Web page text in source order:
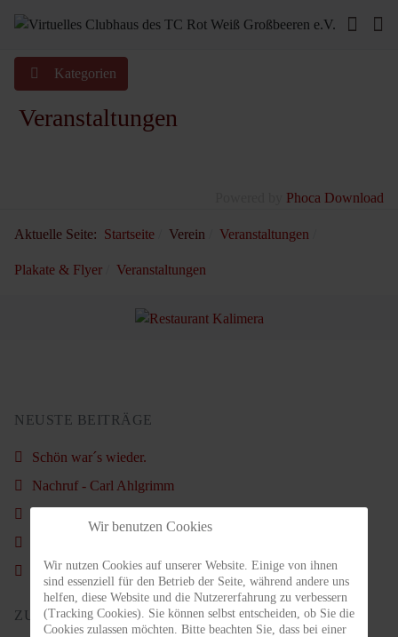
Kategorien
Veranstaltungen
Phoca Download
Aktuelle Seite: Startseite Verein Veranstaltungen
Plakate & Flyer Veranstaltungen
NEUSTE BEITRÄGE
Schön war´s wieder.
Nachruf - Carl Ahlgrimm
Sommercamp für Erwachsene 2025
ZULETZT AKTUALISIERT
Wir benutzen Cookies
Wir nutzen Cookies auf unserer Website. Einige von ihnen
sind essenziell für den Betrieb der Seite, während andere uns
helfen, diese Website und die Nutzererfahrung zu verbessern
(Tracking Cookies). Sie können selbst entscheiden, ob Sie die
Cookies zulassen möchten. Bitte beachten Sie, dass bei einer